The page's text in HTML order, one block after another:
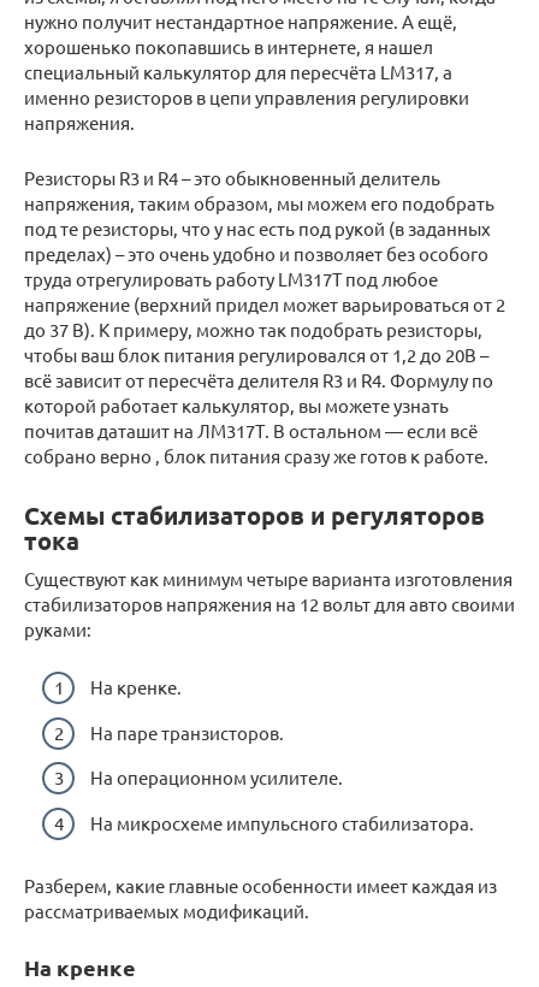
нужно получит нестандартное напряжение. А ещё,
хорошенько покопавшись в интернете, я нашел
специальный калькулятор для пересчёта LM317, а
именно резисторов в цепи управления регулировки
напряжения.
Резисторы R3 и R4 – это обыкновенный делитель
напряжения, таким образом, мы можем его подобрать
под те резисторы, что у нас есть под рукой (в заданных
пределах) – это очень удобно и позволяет без особого
труда отрегулировать работу LM317T под любое
напряжение (верхний придел может варьироваться от 2
до 37 В). К примеру, можно так подобрать резисторы,
чтобы ваш блок питания регулировался от 1,2 до 20В –
всё зависит от пересчёта делителя R3 и R4. Формулу по
которой работает калькулятор, вы можете узнать
почитав даташит на ЛМ317Т. В остальном — если всё
собрано верно , блок питания сразу же готов к работе.
Схемы стабилизаторов и регуляторов
тока
Существуют как минимум четыре варианта изготовления
стабилизаторов напряжения на 12 вольт для авто своими
руками:
На кренке.
На паре транзисторов.
На операционном усилителе.
На микросхеме импульсного стабилизатора.
Разберем, какие главные особенности имеет каждая из
рассматриваемых модификаций.
На кренке